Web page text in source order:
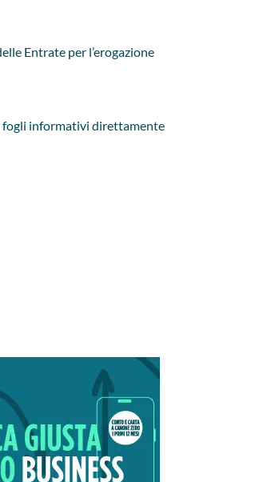
Entrate per l’erogazione
fogli informativi direttamente